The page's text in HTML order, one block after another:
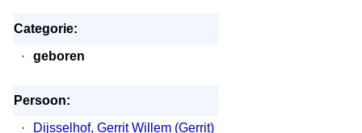
Categorie:
·
geboren
Persoon:
·
Dijsselhof, Gerrit Willem (Gerrit)